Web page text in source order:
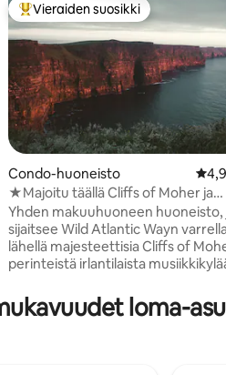
arvio 4,99/5, 245 arvostelua
Vieraiden suosikkien
Vieraiden suosikki
Condo-huoneisto
★Majoitu täällä Cliffs of Moher ja
Doolin★
Yhden makuuhuoneen huoneisto,
sijaitsee Wild Atlantic Wayn
lähellä majesteettisia Cliffs of
perinteistä irlantilaista
kalifornialainen king-vuode 🚿
Kylpyhuone, jossa on upea
loma-